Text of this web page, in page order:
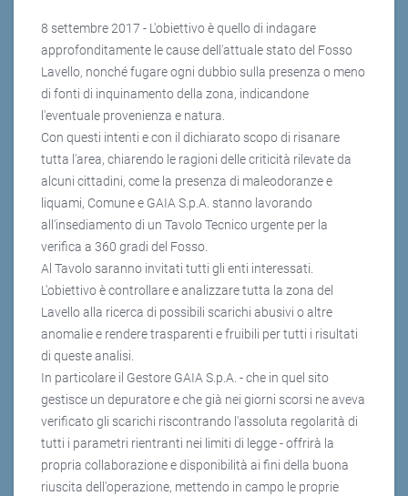
8 settembre 2017 - L'obiettivo è quello di indagare
approfonditamente le cause dell'attuale stato del Fosso
Lavello, nonché fugare ogni dubbio sulla presenza o meno
di fonti di inquinamento della zona, indicandone
l'eventuale provenienza e natura.
Con questi intenti e con il dichiarato scopo di risanare
tutta l'area, chiarendo le ragioni delle criticità rilevate da
alcuni cittadini, come la presenza di maleodoranze e
liquami, Comune e GAIA S.p.A. stanno lavorando
all'insediamento di un Tavolo Tecnico urgente per la
verifica a 360 gradi del Fosso.
Al Tavolo saranno invitati tutti gli enti interessati.
L'obiettivo è controllare e analizzare tutta la zona del
Lavello alla ricerca di possibili scarichi abusivi o altre
anomalie e rendere trasparenti e fruibili per tutti i risultati
di queste analisi.
In particolare il Gestore GAIA S.p.A. - che in quel sito
gestisce un depuratore e che già nei giorni scorsi ne aveva
verificato gli scarichi riscontrando l'assoluta regolarità di
tutti i parametri rientranti nei limiti di legge - offrirà la
propria collaborazione e disponibilità ai fini della buona
riuscita dell'operazione, mettendo in campo le proprie